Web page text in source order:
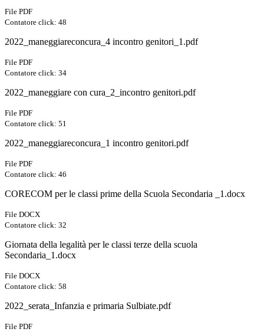
File PDF
Contatore click: 48
2022_maneggiareconcura_4 incontro genitori_1.pdf
File PDF
Contatore click: 34
2022_maneggiare con cura_2_incontro genitori.pdf
File PDF
Contatore click: 51
2022_maneggiareconcura_1 incontro genitori.pdf
File PDF
Contatore click: 46
CORECOM per le classi prime della Scuola Secondaria _1.docx
File DOCX
Contatore click: 32
Giornata della legalità per le classi terze della scuola
Secondaria_1.docx
File DOCX
Contatore click: 58
2022_serata_Infanzia e primaria Sulbiate.pdf
File PDF